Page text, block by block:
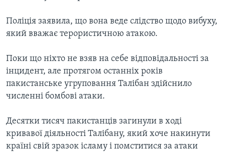
Поліція заявила, що вона веде слідство щодо вибуху,
який вважає терористичною атакою.
Поки що ніхто не взяв на себе відповідальності за
інцидент, але протягом останніх років
пакистанське угруповання Талібан здійснило
численні бомбові атаки.
Десятки тисяч пакистанців загинули в ході
кривавої діяльності Талібану, який хоче накинути
країні свій зразок ісламу і помститися за атаки